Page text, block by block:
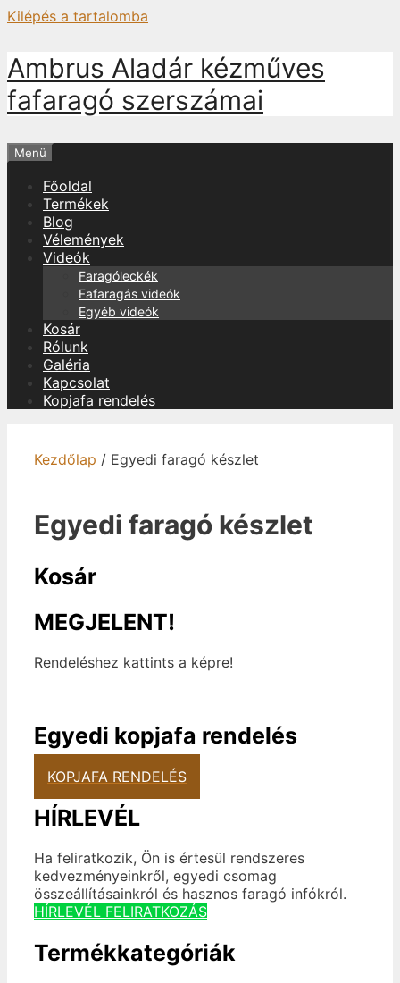
Kilépés a tartalomba
Ambrus Aladár kézműves
fafaragó szerszámai
Menü
Főoldal
Termékek
Blog
Vélemények
Videók
Faragóleckék
Fafaragás videók
Egyéb videók
Kosár
Rólunk
Galéria
Kapcsolat
Kopjafa rendelés
Kezdőlap / Egyedi faragó készlet
Egyedi faragó készlet
Kosár
MEGJELENT!
Rendeléshez kattints a képre!
Egyedi kopjafa rendelés
KOPJAFA RENDELÉS
HÍRLEVÉL
Ha feliratkozik, Ön is értesül rendszeres
kedvezményeinkről, egyedi csomag
összeállításainkról és hasznos faragó infókról.
HÍRLEVÉL FELIRATKOZÁS
Termékkategóriák